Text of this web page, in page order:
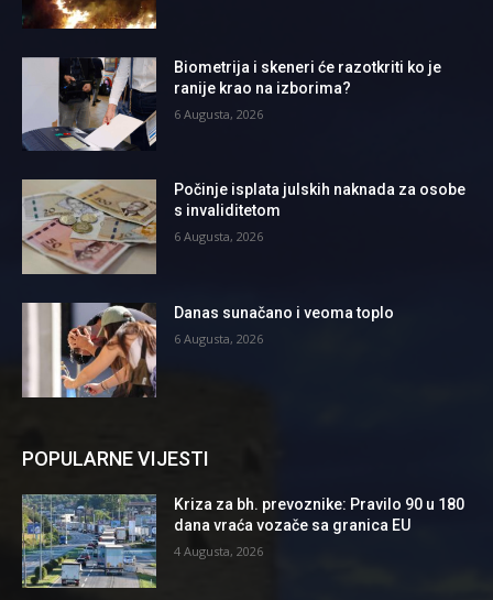
Biometrija i skeneri će razotkriti ko je
ranije krao na izborima?
6 Augusta, 2026
Počinje isplata julskih naknada za osobe
s invaliditetom
6 Augusta, 2026
Danas sunačano i veoma toplo
6 Augusta, 2026
POPULARNE VIJESTI
Kriza za bh. prevoznike: Pravilo 90 u 180
dana vraća vozače sa granica EU
4 Augusta, 2026